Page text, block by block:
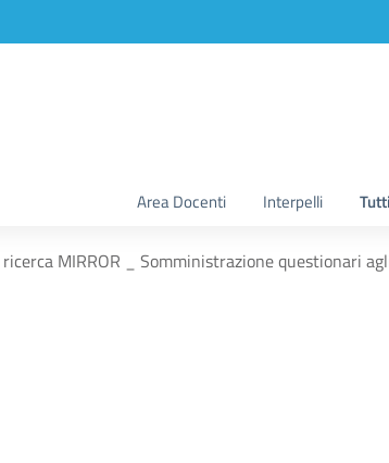
Area Docenti Interpelli
MIRROR _ Somministrazione questionari